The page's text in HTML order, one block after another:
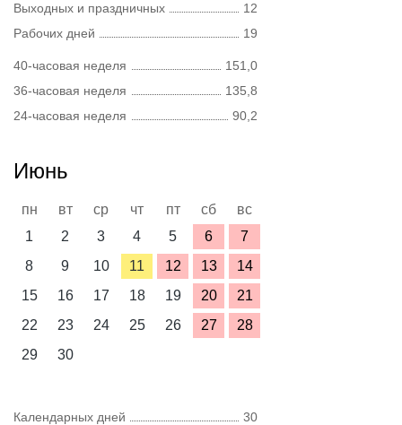
Выходных и праздничных
12
Рабочих дней
19
40-часовая неделя
151,0
36-часовая неделя
135,8
24-часовая неделя
90,2
Июнь
пн вт ср чт пт сб
вс
1
2 3 4 5 6
7
8
9 10 11 12 13
14
15
16 17 18 19 20
21
22
23 24 25 26 27
28
29
30
Календарных дней
30